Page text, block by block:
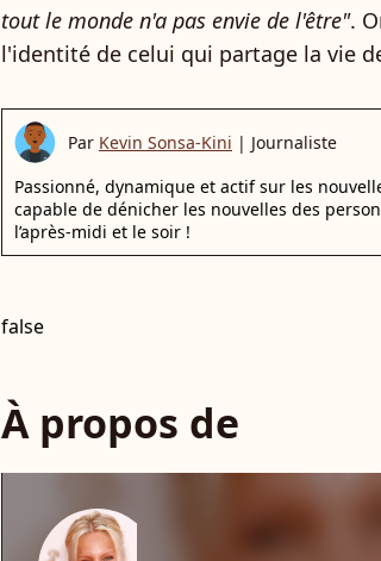
tout le monde n'a pas envie de l'être".
l'identité de celui qui partage la vie
Par Kevin Sonsa-Kini | Journaliste
Passionné, dynamique et actif sur les
capable de dénicher les nouvelles des
l’après-midi et le soir !
false
À propos de